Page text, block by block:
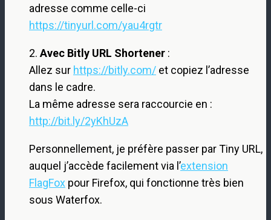
adresse comme celle-ci
https://tinyurl.com/yau4rgtr
2. Avec Bitly URL Shortener :
Allez sur https://bitly.com/ et copiez l’adresse
dans le cadre.
La même adresse sera raccourcie en :
http://bit.ly/2yKhUzA
Personnellement, je préfère passer par Tiny URL,
auquel j’accède facilement via l’extension
FlagFox pour Firefox, qui fonctionne très bien
sous Waterfox.